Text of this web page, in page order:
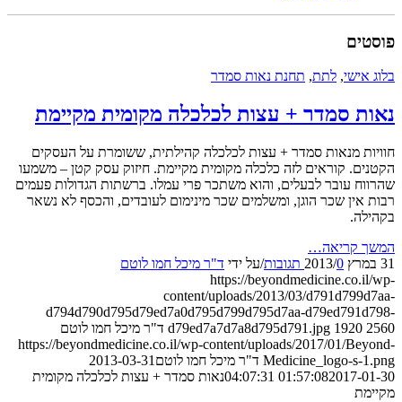
, לתת, תחנת נאות סמדר
סמדר + עצות לכלכלה מקומית מקיימת
מנאות סמדר + עצות לכלכלה קהילתית, ששומרת על העסקים
קוראים לזה כלכלה מקומית מקיימת. חיזוק עסק קטן – משמעו
עובר לבעלים, והוא משתכר פרי עמלו. ברשתות הגדולות פעמים
אין שכר הוגן, ומשלמים שכר מינימום לעובדים, והכסף לא נשאר
קריאה…
/0 תגובות /על ידיד"ר מיכל חמו לוטם
https://
content/uploads/2013/03/
d794d790d795d79ed7a0d795d799d795d7aa-
d79ed7a7d7a8d795d791.jpg 1920
ד"ר מיכל חמו לוטם
https://beyondmedicine.co.il/wp-content/uploads/2017/01/
Medicine_logo-s- ד"ר מיכל חמו לוטם2013-03-31
01:57:082017-01-30
נאות סמדר + עצות לכלכלה מקומית